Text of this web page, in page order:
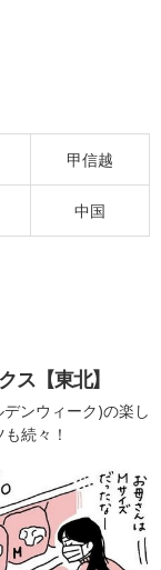
甲信越
中国
ス【東北】
ンウィーク)の楽し
続々！